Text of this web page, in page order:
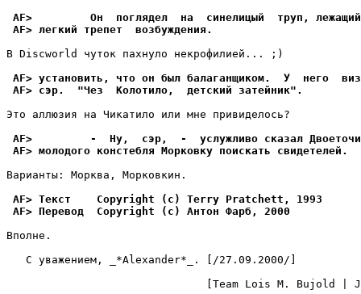
AF>         Он  поглядел  на  синелицый  труп,
AF> легкий трепет  возбуждения.
В Discworld чуток пахнуло некрофилией... ;)
AF> установить, что он был балаганщиком.  У  него
AF> сэр.  "Чез  Колотило,  детский затейник".
Это аллюзия на Чикатило или мне привиделось?
AF>         -  Hу,  сэр,  -  услужливо сказал
AF> молодого констебля Морковку поискать свидетелей.
Варианты: Морква, Морковкин.
AF> Текст    Copyright (c) Terry Pratchett, 1993
AF> Перевод  Copyright (c) Антон Фарб, 2000
Вполне.
   С уважением, _*Alexander*_. [/27.09.2000/]
[Team Lois M. Bujold |